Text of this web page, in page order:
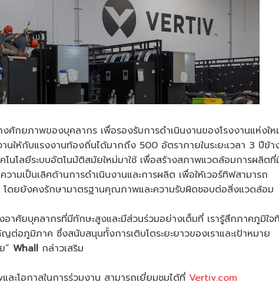
ศักยภาพของบุคลากร เพื่อรองรับการดำเนินงานของโรงงานแห่งให
นให้กับแรงงานท้องถิ่นได้มากถึง 500 อัตราภายในระยะเวลา 3 ปีข้า
โนโลยีระบบอัตโนมัติสมัยใหม่มาใช้ เพื่อสร้างสภาพแวดล้อมการผลิตที่
วามเป็นเลิศด้านการดำเนินงานและการผลิต เพื่อให้เวอร์ทิฟสามารถ
โดยยังคงรักษามาตรฐานคุณภาพและความรับผิดชอบต่อสิ่งแวดล้อม
าศัยบุคลากรที่มีทักษะสูงและมีส่วนร่วมอย่างเต็มที่ เรารู้สึกภาคภูมิใจ
อภูมิภาค ซึ่งสนับสนุนทั้งการเติบโตระยะยาวของเราและเป้าหมาย
” Whall กล่าวเสริม
ะโอกาสในการร่วมงาน สามารถเยี่ยมชมได้ที่ Vertiv.com